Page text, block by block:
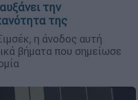
την
της
η άνοδος αυτή
βήματα που σημείωσε